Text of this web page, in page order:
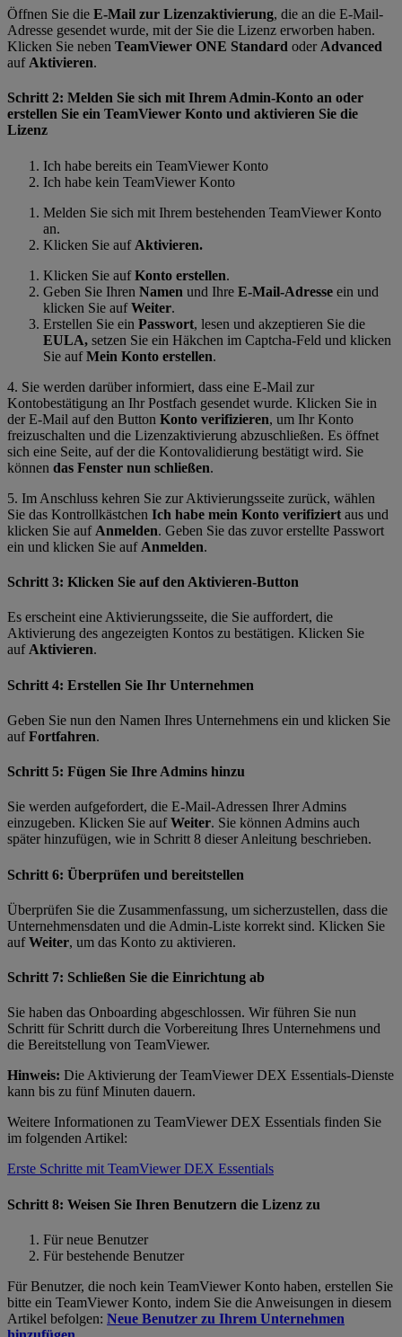
Öffnen Sie die E-Mail zur Lizenzaktivierung, die an die E-Mail-
Adresse gesendet wurde, mit der Sie die Lizenz erworben haben.
Klicken Sie neben TeamViewer ONE Standard oder Advanced
auf Aktivieren.
Schritt 2: Melden Sie sich mit Ihrem Admin-Konto an oder
erstellen Sie ein TeamViewer Konto und aktivieren Sie die
Lizenz
Ich habe bereits ein TeamViewer Konto
Ich habe kein TeamViewer Konto
Melden Sie sich mit Ihrem bestehenden TeamViewer Konto
an.
Klicken Sie auf Aktivieren.
Klicken Sie aufKonto erstellen.
Geben Sie Ihren Namen und Ihre E-Mail-Adresse ein und
klicken Sie aufWeiter.
Erstellen Sie ein Passwort, lesen und akzeptieren Sie die
EULA, setzen Sie ein Häkchen im Captcha-Feld und klicken
Sie aufMein Konto erstellen.
4. Sie werden darüber informiert, dass eine E-Mail zur
Kontobestätigung an Ihr Postfach gesendet wurde. Klicken Sie in
der E-Mail auf den Button Konto verifizieren, um Ihr Konto
freizuschalten und die Lizenzaktivierung abzuschließen. Es öffnet
sich eine Seite, auf der die Kontovalidierung bestätigt wird. Sie
können das Fenster nun schließen.
5. Im Anschluss kehren Sie zur Aktivierungsseite zurück, wählen
Sie das Kontrollkästchen Ich habe mein Konto verifiziert aus und
klicken Sie auf Anmelden. Geben Sie das zuvor erstellte Passwort
ein und klicken Sie auf Anmelden.
Schritt 3: Klicken Sie auf den Aktivieren-Button
Es erscheint eine Aktivierungsseite, die Sie auffordert, die
Aktivierung des angezeigten Kontos zu bestätigen. Klicken Sie
auf Aktivieren.
Schritt 4: Erstellen Sie Ihr Unternehmen
Geben Sie nun den Namen Ihres Unternehmens ein und klicken Sie
aufFortfahren.
Schritt 5: Fügen Sie Ihre Admins hinzu
Sie werden aufgefordert, die E-Mail-Adressen Ihrer Admins
einzugeben. Klicken Sie aufWeiter. Sie können Admins auch
später hinzufügen, wie in Schritt 8 dieser Anleitung beschrieben.
Schritt 6: Überprüfen und bereitstellen
Überprüfen Sie die Zusammenfassung, um sicherzustellen, dass die
Unternehmensdaten und die Admin-Liste korrekt sind. Klicken Sie
aufWeiter, um das Konto zu aktivieren.
Schritt 7: Schließen Sie die Einrichtung ab
Sie haben das Onboarding abgeschlossen. Wir führen Sie nun
Schritt für Schritt durch die Vorbereitung Ihres Unternehmens und
die Bereitstellung von TeamViewer.
Hinweis: Die Aktivierung der TeamViewer DEX Essentials-Dienste
kann bis zu fünf Minuten dauern.
Weitere Informationen zu TeamViewer DEX Essentials finden Sie
im folgenden Artikel:
Erste Schritte mit TeamViewer DEX Essentials
Schritt 8: Weisen Sie Ihren Benutzern die Lizenz zu
Für neue Benutzer
Für bestehende Benutzer
Für Benutzer, die noch kein TeamViewer Konto haben, erstellen Sie
bitte ein TeamViewer Konto, indem Sie die Anweisungen in diesem
Artikel befolgen: Neue Benutzer zu Ihrem Unternehmen